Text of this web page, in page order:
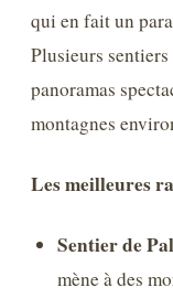
qui en fait un
Plusieurs
panoramas
montagnes
Les meilleures
Sentier de
mène à des